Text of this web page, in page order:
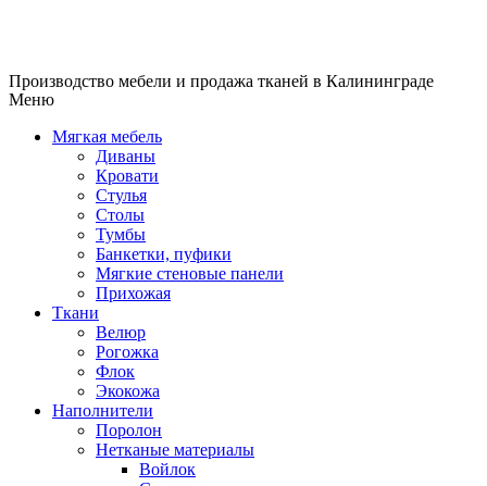
Производство мебели и продажа тканей в Калининграде
Меню
Мягкая мебель
Диваны
Кровати
Стулья
Столы
Тумбы
Банкетки, пуфики
Мягкие стеновые панели
Прихожая
Ткани
Велюр
Рогожка
Флок
Экокожа
Наполнители
Поролон
Нетканые материалы
Войлок